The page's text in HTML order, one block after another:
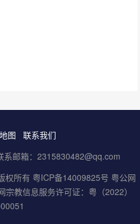
图
联系我们
邮箱：2315830482@qq.com
权所有 粤ICP备14009825号 粤公网
宗教信息服务许可证：粤（2022）